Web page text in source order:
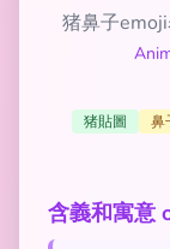
猪鼻子emoji
猪貼圖 鼻
含義和寓意